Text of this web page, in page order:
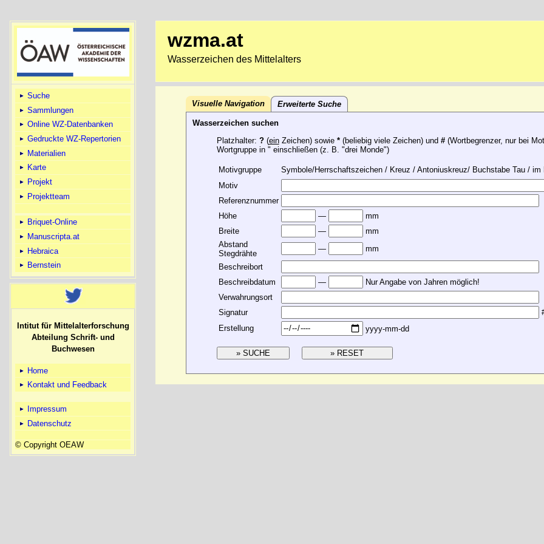
Suche
Sammlungen
Online WZ-Datenbanken
Gedruckte WZ-Repertorien
Materialien
Karte
Projekt
Projektteam
Briquet-Online
Manuscripta.at
Hebraica
Bernstein
Intitut für Mittelalterforschung
Abteilung Schrift- und
Buchwesen
Home
Kontakt und Feedback
Impressum
Datenschutz
© Copyright OEAW
wzma.at
Wasserzeichen des Mittelalters
Visuelle Navigation Erweiterte Suche
Wasserzeichen suchen
Platzhalter: ?(einZeichen) sowie *(beliebig viele Zeichen) und #(Wortbegrenzer, nur bei
Wortgruppe in " einschließen (z. B. "drei Monde")
Motivgruppe
Symbole/Herrschaftszeichen / Kreuz / Antoniuskreuz/ Buchstabe Tau / im
Motiv
Referenznummer
Höhe
—
mm
Breite
—
mm
Abstand
Stegdrähte
—
mm
Beschreibort
Beschreibdatum
—
Nur Angabe von Jahren möglich!
Verwahrungsort
Signatur
Erstellung
yyyy-mm-dd